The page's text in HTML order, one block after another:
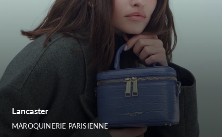
Lancaster
MAROQUINERIE PARISIENNE